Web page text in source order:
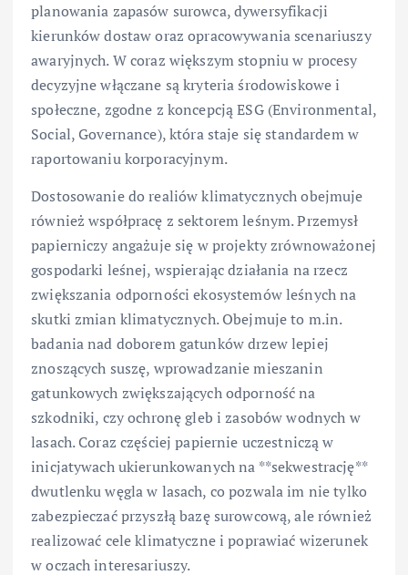
planowania zapasów surowca, dywersyfikacji
kierunków dostaw oraz opracowywania scenariuszy
awaryjnych. W coraz większym stopniu w procesy
decyzyjne włączane są kryteria środowiskowe i
społeczne, zgodne z koncepcją ESG (Environmental,
Social, Governance), która staje się standardem w
raportowaniu korporacyjnym.
Dostosowanie do realiów klimatycznych obejmuje
również współpracę z sektorem leśnym. Przemysł
papierniczy angażuje się w projekty zrównoważonej
gospodarki leśnej, wspierając działania na rzecz
zwiększania odporności ekosystemów leśnych na
skutki zmian klimatycznych. Obejmuje to m.in.
badania nad doborem gatunków drzew lepiej
znoszących suszę, wprowadzanie mieszanin
gatunkowych zwiększających odporność na
szkodniki, czy ochronę gleb i zasobów wodnych w
lasach. Coraz częściej papiernie uczestniczą w
inicjatywach ukierunkowanych na **sekwestrację**
dwutlenku węgla w lasach, co pozwala im nie tylko
zabezpieczać przyszłą bazę surowcową, ale również
realizować cele klimatyczne i poprawiać wizerunek
w oczach interesariuszy.